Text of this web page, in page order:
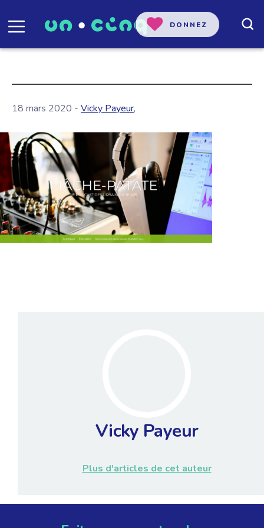
DONNEZ
18 mars 2020 - Vicky Payeur,
Vicky Payeur
Plus d'articles de cet auteur